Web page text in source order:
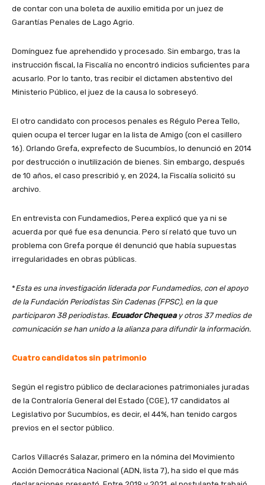
de contar con una boleta de auxilio emitida por un juez de
Garantías Penales de Lago Agrio.
Domínguez fue aprehendido y procesado. Sin embargo, tras la
instrucción fiscal, la Fiscalía no encontró indicios suficientes para
acusarlo. Por lo tanto, tras recibir el dictamen abstentivo del
Ministerio Público, el juez de la causa lo sobreseyó.
El otro candidato con procesos penales es Régulo Perea Tello,
quien ocupa el tercer lugar en la lista de Amigo (con el casillero
16). Orlando Grefa, exprefecto de Sucumbíos, lo denunció en 2014
por destrucción o inutilización de bienes. Sin embargo, después
de 10 años, el caso prescribió y, en 2024, la Fiscalía solicitó su
archivo.
En entrevista con Fundamedios, Perea explicó que ya ni se
acuerda por qué fue esa denuncia. Pero sí relató que tuvo un
problema con Grefa porque él denunció que había supuestas
irregularidades en obras públicas.
*Esta es una investigación liderada por Fundamedios, con el apoyo
de la Fundación Periodistas Sin Cadenas (FPSC), en la que
participaron 38 periodistas. Ecuador Chequeay otros 37 medios de
comunicación se han unido a la alianza para difundir la información.
Cuatro candidatos sin patrimonio
Según el registro público de declaraciones patrimoniales juradas
de la Contraloría General del Estado (CGE), 17 candidatos al
Legislativo por Sucumbíos, es decir, el 44%, han tenido cargos
previos en el sector público.
Carlos Villacrés Salazar, primero en la nómina del Movimiento
Acción Democrática Nacional (ADN, lista 7), ha sido el que más